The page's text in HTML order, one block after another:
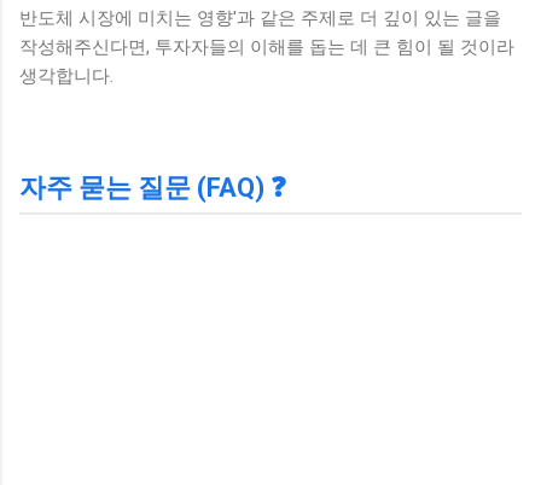
반도체 시장에 미치는 영향'과 같은 주제로 더 깊이 있는 글을
작성해주신다면, 투자자들의 이해를 돕는 데 큰 힘이 될 것이라
생각합니다.
자주 묻는 질문 (FAQ) ❓